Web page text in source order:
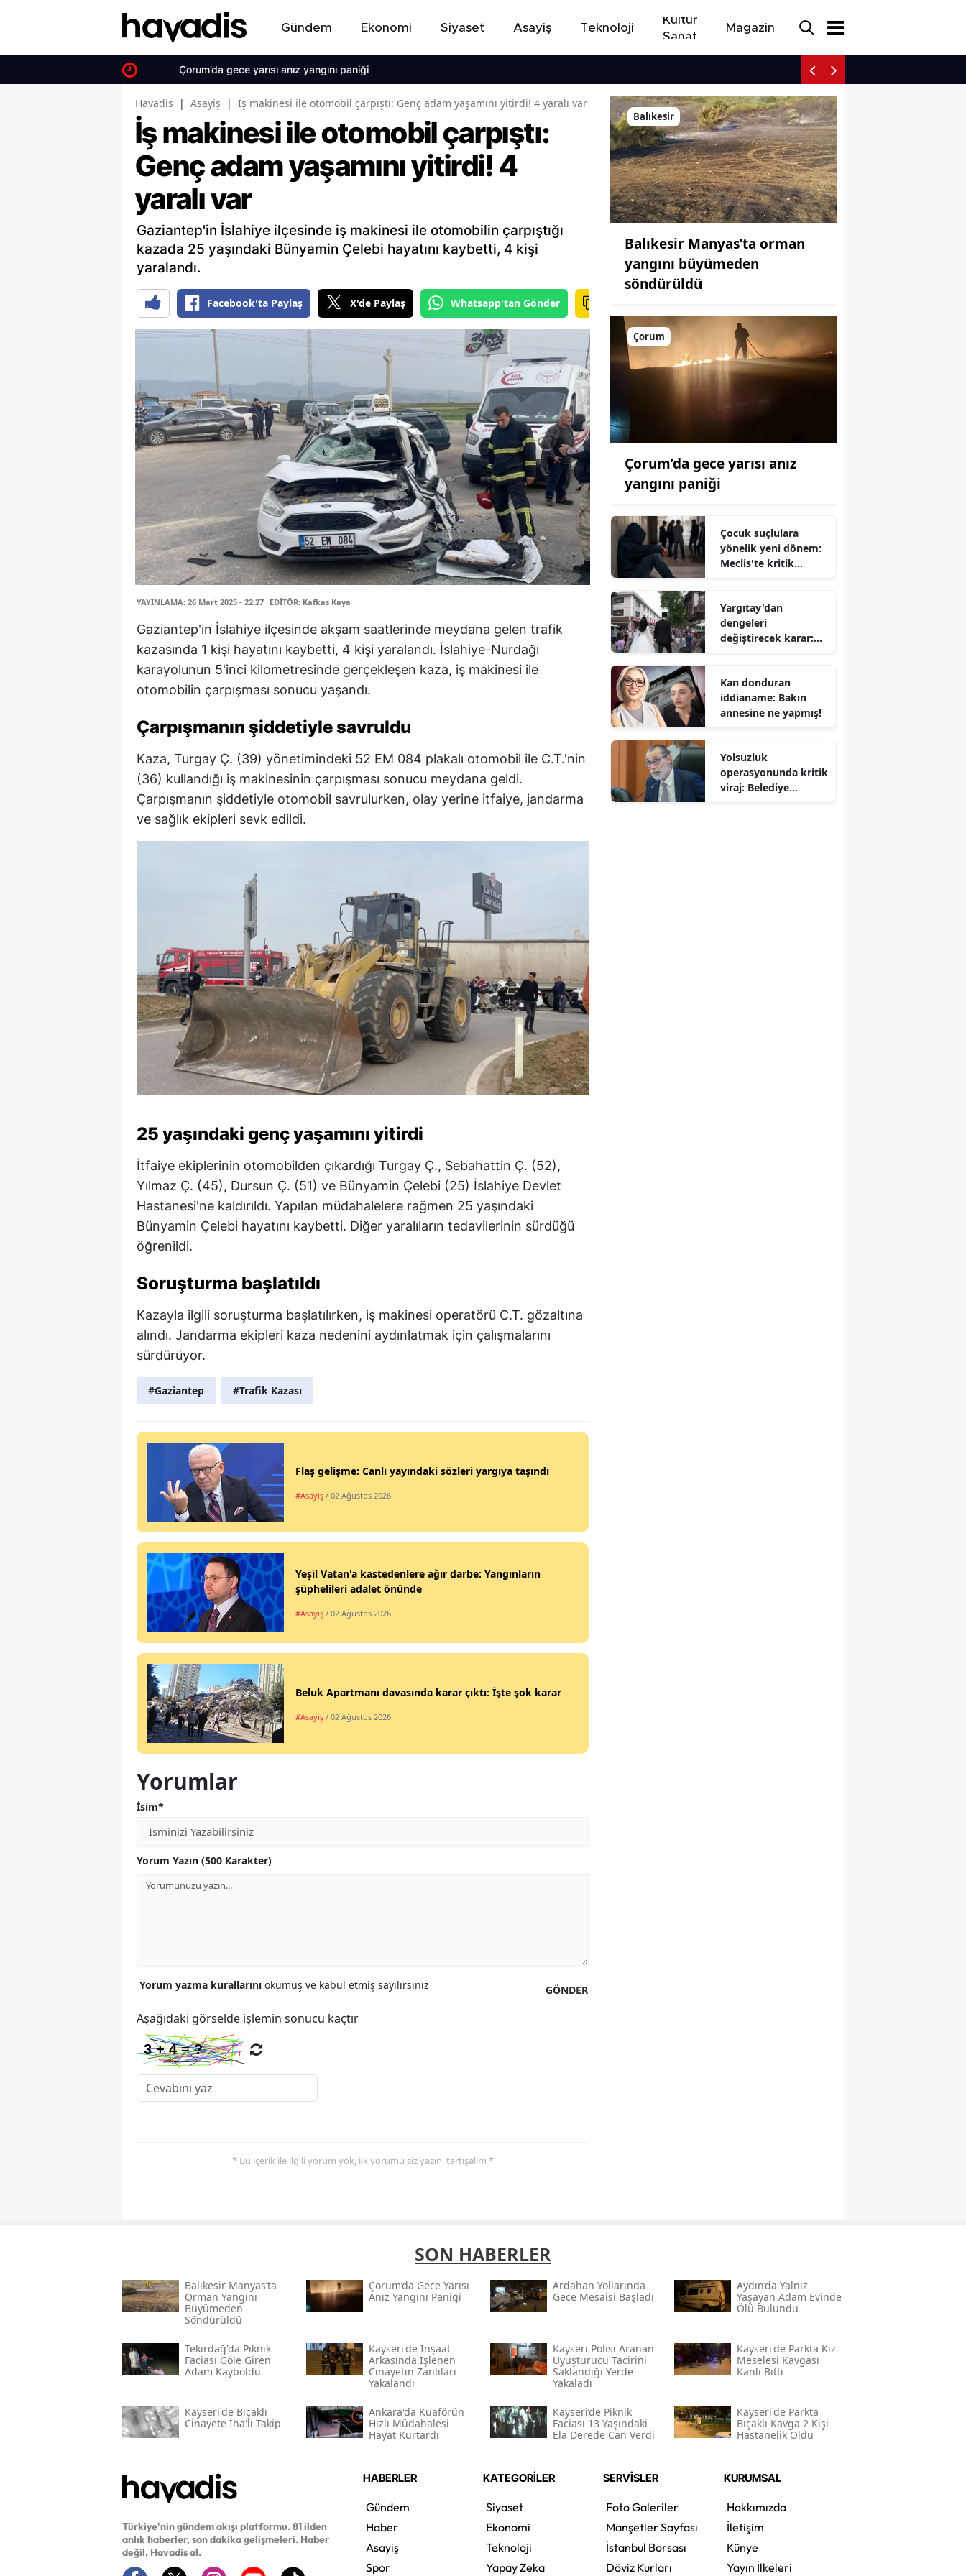
Gündem Ekonomi Siyaset Asayiş Teknoloji
Kültür
Sanat
Magazin
Çorum’da gece yarısı anız yangını paniği
Havadis | Asayiş | İş makinesi ile otomobil çarpıştı: Genç adam yaşamını yitirdi! 4 yaralı var
İş makinesi ile otomobil çarpıştı:
Genç adam yaşamını yitirdi! 4
yaralı var
Gaziantep'in İslahiye ilçesinde iş makinesi ile otomobilin çarpıştığı
kazada 25 yaşındaki Bünyamin Çelebi hayatını kaybetti, 4 kişi
yaralandı.
Facebook'ta Paylaş X'de Paylaş Whatsapp'tan Gönder
YAYINLAMA: 26 Mart 2025 - 22:27 EDİTÖR: Kafkas Kaya
Gaziantep'in İslahiye ilçesinde akşam saatlerinde meydana gelen trafik
kazasında 1 kişi hayatını kaybetti, 4 kişi yaralandı. İslahiye-Nurdağı
karayolunun 5'inci kilometresinde gerçekleşen kaza, iş makinesi ile
otomobilin çarpışması sonucu yaşandı.
Çarpışmanın şiddetiyle savruldu
Kaza, Turgay Ç. (39) yönetimindeki 52 EM 084 plakalı otomobil ile C.T.'nin
(36) kullandığı iş makinesinin çarpışması sonucu meydana geldi.
Çarpışmanın şiddetiyle otomobil savrulurken, olay yerine itfaiye, jandarma
ve sağlık ekipleri sevk edildi.
25 yaşındaki genç yaşamını yitirdi
İtfaiye ekiplerinin otomobilden çıkardığı Turgay Ç., Sebahattin Ç. (52),
Yılmaz Ç. (45), Dursun Ç. (51) ve Bünyamin Çelebi (25) İslahiye Devlet
Hastanesi'ne kaldırıldı. Yapılan müdahalelere rağmen 25 yaşındaki
Bünyamin Çelebi hayatını kaybetti. Diğer yaralıların tedavilerinin sürdüğü
öğrenildi.
Soruşturma başlatıldı
Kazayla ilgili soruşturma başlatılırken, iş makinesi operatörü C.T. gözaltına
alındı. Jandarma ekipleri kaza nedenini aydınlatmak için çalışmalarını
sürdürüyor.
#Gaziantep #Trafik Kazası
Flaş gelişme: Canlı yayındaki sözleri yargıya taşındı
#Asayiş / 02 Ağustos 2026
Yeşil Vatan'a kastedenlere ağır darbe: Yangınların
şüphelileri adalet önünde
#Asayiş / 02 Ağustos 2026
Beluk Apartmanı davasında karar çıktı: İşte şok karar
#Asayiş / 02 Ağustos 2026
Yorumlar
İsim*
Yorum Yazın (500 Karakter)
GÖNDER
Yorum yazma kurallarını okumuş ve kabul etmiş sayılırsınız
Aşağıdaki görselde işlemin sonucu kaçtır
* Bu içerik ile ilgili yorum yok, ilk yorumu siz yazın, tartışalım *
Balıkesir
Balıkesir Manyas’ta orman
yangını büyümeden
söndürüldü
Çorum
Çorum’da gece yarısı anız
yangını paniği
Çocuk suçlulara
yönelik yeni dönem:
Meclis'te kritik
Yargıtay'dan
dengeleri
değiştirecek karar:
Kan donduran
iddianame: Bakın
annesine ne yapmış!
Yolsuzluk
operasyonunda kritik
viraj: Belediye
SON HABERLER
Balıkesir Manyas’ta
Orman Yangını
Büyümeden
Söndürüldü
Çorum’da Gece Yarısı
Anız Yangını Paniği
Ardahan Yollarında
Gece Mesaisi Başladı
Aydın’da Yalnız
Yaşayan Adam Evinde
Ölü Bulundu
Tekirdağ'da Piknik
Faciası Göle Giren
Adam Kayboldu
Kayseri'de Inşaat
Arkasında Işlenen
Cinayetin Zanlıları
Yakalandı
Kayseri Polisi Aranan
Uyuşturucu Tacirini
Saklandığı Yerde
Yakaladı
Kayseri'de Parkta Kız
Meselesi Kavgası
Kanlı Bitti
Kayseri'de Bıçaklı
Cinayete İha'lı Takip
Ankara'da Kuaförün
Hızlı Müdahalesi
Hayat Kurtardı
Kayseri’de Piknik
Faciası 13 Yaşındaki
Ela Derede Can Verdi
Kayseri'de Parkta
Bıçaklı Kavga 2 Kişi
Hastanelik Oldu
Türkiye'nin gündem akışı platformu. 81 ilden
anlık haberler, son dakika gelişmeleri. Haber
değil, Havadis al.
HABERLER
Gündem
Haber
Asayiş
Spor
KATEGORİLER
Siyaset
Ekonomi
Teknoloji
Yapay Zeka
SERVİSLER
Foto Galeriler
Manşetler Sayfası
İstanbul Borsası
Döviz Kurları
KURUMSAL
Hakkımızda
İletişim
Künye
Yayın İlkeleri